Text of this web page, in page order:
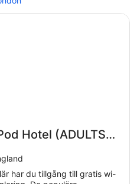
Hotel (ADULTS
har du tillgång till gratis wi-
(ADULTS ONLY)